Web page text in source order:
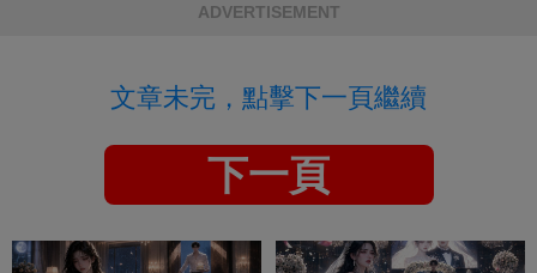
ADVERTISEMENT
文章未完，點擊下一頁繼續
下一頁